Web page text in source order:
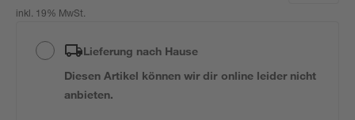
inkl. 19% MwSt.
Lieferung nach Hause
Diesen Artikel können wir dir online leider nicht
anbieten.